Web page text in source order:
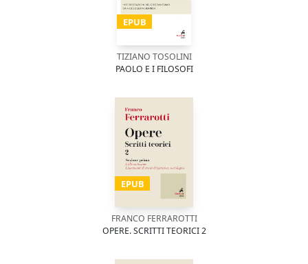
EPUB
TIZIANO TOSOLINI
PAOLO E I FILOSOFI
EPUB
FRANCO FERRAROTTI
OPERE. SCRITTI TEORICI 2